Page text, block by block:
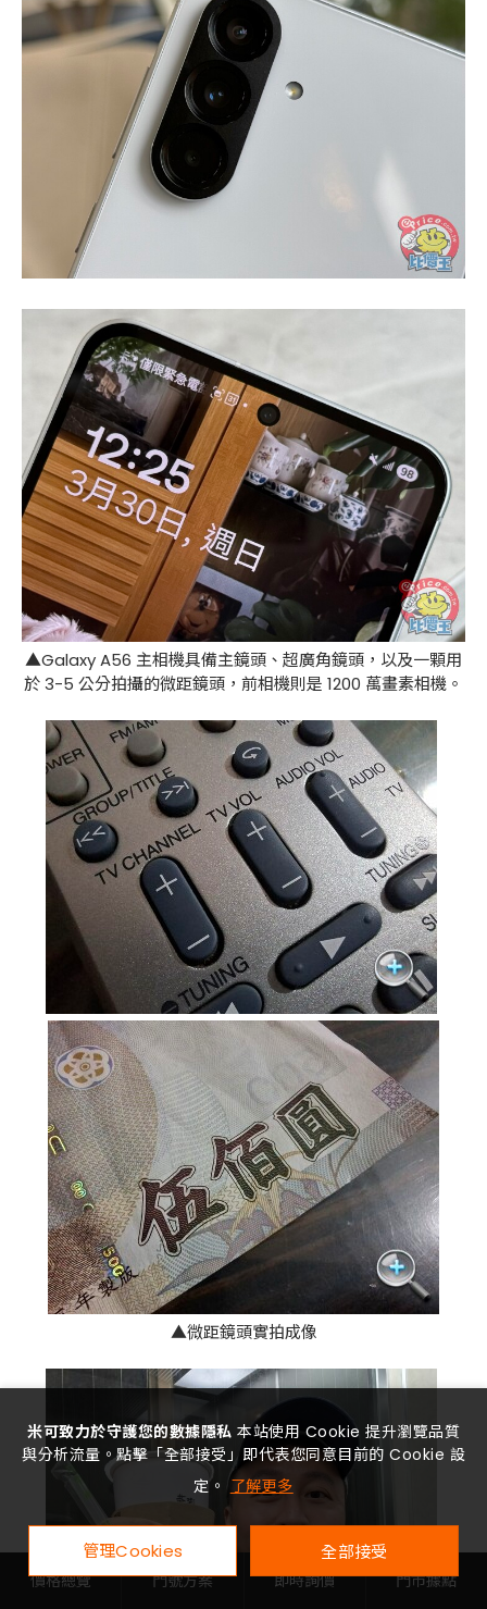
▲Galaxy A56 主相機具備主鏡頭、超廣角鏡頭，以及一顆用
於 3-5 公分拍攝的微距鏡頭，前相機則是 1200 萬畫素相機。
▲微距鏡頭實拍成像
價格總覽 門號方案 即時詢價 門市據點
米可致力於守護您的數據隱私 本站使用 Cookie 提升瀏覽品質
與分析流量。點擊「全部接受」即代表您同意目前的 Cookie 設
定。了解更多
管理Cookies 全部接受